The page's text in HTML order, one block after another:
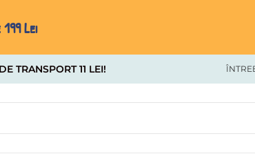
Lei
TRANSPORT 11 LEI!